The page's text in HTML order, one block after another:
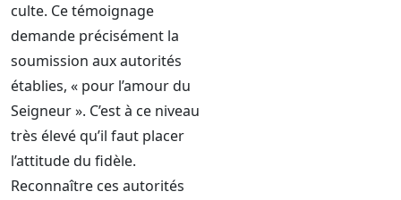
culte. Ce témoignage
demande précisément la
soumission aux autorités
établies, « pour l’amour du
Seigneur ». C’est à ce niveau
très élevé qu’il faut placer
l’attitude du fidèle.
Reconnaître ces autorités